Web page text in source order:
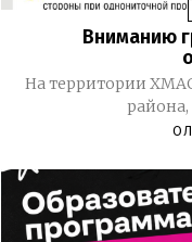
Вниманию
На территории
района,